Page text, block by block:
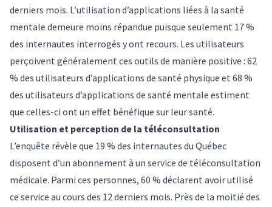
derniers mois. L’utilisation d’applications liées à la santé
mentale demeure moins répandue puisque seulement 17 %
des internautes interrogés y ont recours. Les utilisateurs
perçoivent généralement ces outils de manière positive : 62
% des utilisateurs d’applications de santé physique et 68 %
des utilisateurs d’applications de santé mentale estiment
que celles-ci ont un effet bénéfique sur leur santé.
Utilisation et perception de la téléconsultation
L’enquête révèle que 19 % des internautes du Québec
disposent d’un abonnement à un service de téléconsultation
médicale. Parmi ces personnes, 60 % déclarent avoir utilisé
ce service au cours des 12 derniers mois. Près de la moitié des